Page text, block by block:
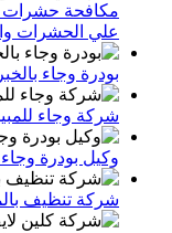
علي الحشرات
بودرة وجاء بالخبر
شركة وجاء
وكيل بودرة
شركة تنظيف